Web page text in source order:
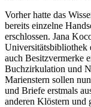
Vorher hatte das
bereits einzelne
erschlossen. Jana
Universitätsbibliothek
auch Besitzvermerke
Buchzirkulation und
Marienstern sollen
und Briefe erstmals
anderen Klöstern und